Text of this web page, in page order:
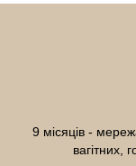
9 місяців -
вагітних,